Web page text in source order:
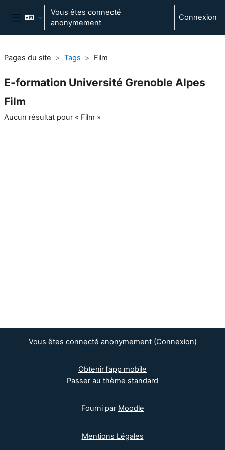
Passer au contenu principal
Panneau latéral
Vous êtes connecté
anonymement
Connexion
Pages du site Tags Film
E-formation Université Grenoble Alpes
Film
Aucun résultat pour « Film »
Vous êtes connecté anonymement (Connexion)
Obtenir l’app mobile
Passer au thème standard
Fourni par Moodle
Mentions Légales